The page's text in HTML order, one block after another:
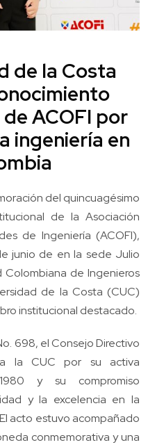
de la Costa
ACOFI por
ingeniería en
del quincuagésimo
de la Asociación
de Ingeniería (ACOFI),
junio de en la sede Julio
de Ingenieros
de la Costa (CUC)
institucional destacado.
698, el Consejo Directivo
la CUC por su activa
y su compromiso
y la excelencia en la
acto estuvo acompañado
conmemorativa y una